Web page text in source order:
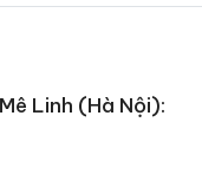
Linh (Hà Nội):